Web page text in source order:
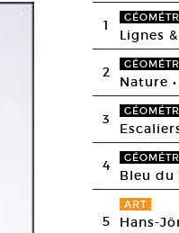
1
Lignes
2
Nature
3
4
Bleu du
5
ART
Hans-